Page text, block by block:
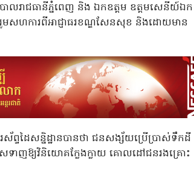
បាលរាជធានីភ្នំពេញ និង ឯកឧត្តម ឧត្តមសេនីយ៍ឯក
រួមសហការពីអាជ្ញាធរខណ្ឌសែនសុខ និងដោយមាន
ព្ទដៃសន្និដ្ឋានបានថា ជនសង្ស័យប្រើប្រាស់ទឹកដី
សទាញឱ្យវិនិយោគក្លែងក្លាយ គោលដៅជនរងគ្រោះ